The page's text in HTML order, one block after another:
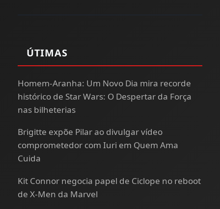
ÚTIMAS
Homem-Aranha: Um Novo Dia mira recorde
histórico de Star Wars: O Despertar da Força
nas bilheterias
Brigitte expõe Pilar ao divulgar vídeo
comprometedor com Iuri em Quem Ama
Cuida
Kit Connor negocia papel de Ciclope no reboot
de X-Men da Marvel